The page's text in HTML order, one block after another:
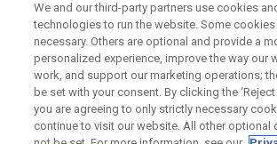
UNTERNEHMENSPROFIL
RECHTLICHES-
We and our third-party partners use cookies
technologies to run the website. Some
necessary. Others are optional and provide a
personalized experience, improve the way our
work, and support our marketing operations;
be set with your consent. By clicking the
you are agreeing to only strictly necessary
continue to visit our website. All other optional